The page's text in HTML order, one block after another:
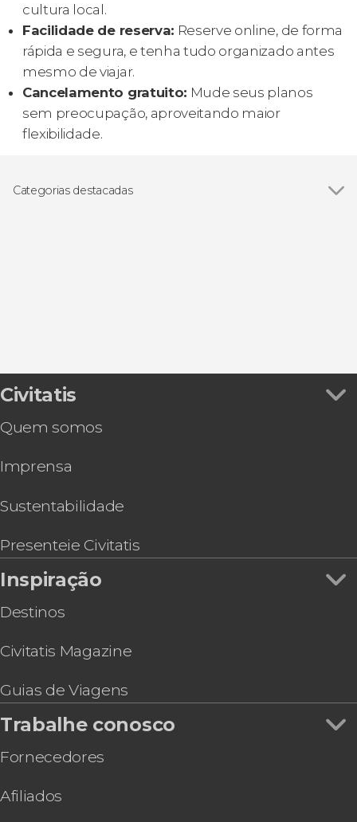
cultura local.
Facilidade de reserva: Reserve online, de forma
rápida e segura, e tenha tudo organizado antes
mesmo de viajar.
Cancelamento gratuito: Mude seus planos
sem preocupação, aproveitando maior
flexibilidade.
Categorias destacadas
Civitatis
Quem somos
Imprensa
Sustentabilidade
Presenteie Civitatis
Inspiração
Destinos
Civitatis Magazine
Guias de Viagens
Trabalhe conosco
Fornecedores
Afiliados